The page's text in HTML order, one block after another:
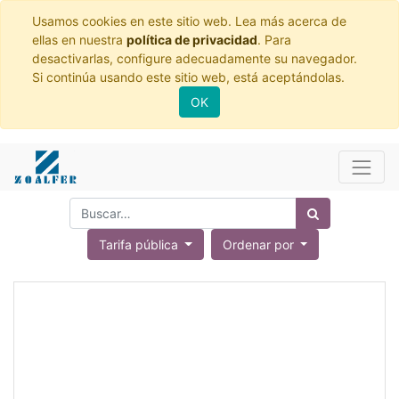
Usamos cookies en este sitio web. Lea más acerca de
ellas en nuestra política de privacidad. Para
desactivarlas, configure adecuadamente su navegador.
Si continúa usando este sitio web, está aceptándolas.
OK
Tarifa pública Ordenar por